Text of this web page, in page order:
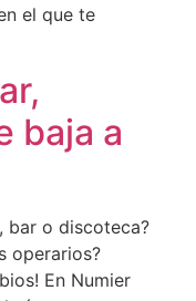
el que te
baja a
bar o discoteca?
operarios?
En Numier